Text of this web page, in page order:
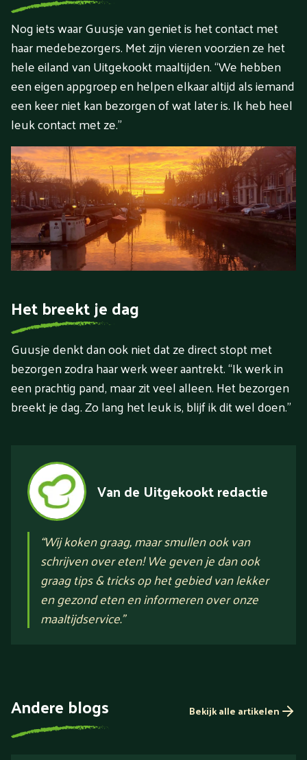
Nog iets waar Guusje van geniet is het contact met
haar medebezorgers. Met zijn vieren voorzien ze het
hele eiland van Uitgekookt maaltijden. “We hebben
een eigen appgroep en helpen elkaar altijd als iemand
een keer niet kan bezorgen of wat later is. Ik heb heel
leuk contact met ze.”
Het breekt je dag
Guusje denkt dan ook niet dat ze direct stopt met
bezorgen zodra haar werk weer aantrekt. “Ik werk in
een prachtig pand, maar zit veel alleen. Het bezorgen
breekt je dag. Zo lang het leuk is, blijf ik dit wel doen.”
Van de Uitgekookt redactie
“Wij koken graag, maar smullen ook van
schrijven over eten! We geven je dan ook
graag tips & tricks op het gebied van lekker
en gezond eten en informeren over onze
maaltijdservice.”
Andere blogs Bekijk alle artikelen